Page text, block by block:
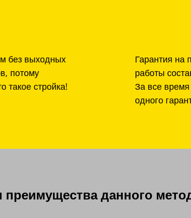
без выходных
потому
такое стройка!
Гарантия на
работы
За все
одного
данного